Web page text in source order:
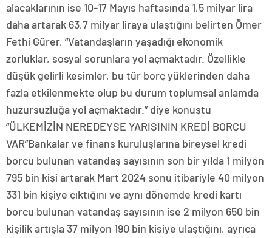
alacaklarının ise 10-17 Mayıs haftasında 1,5 milyar lira
daha artarak 63,7 milyar liraya ulaştığını belirten Ömer
Fethi Gürer, “Vatandaşların yaşadığı ekonomik
zorluklar, sosyal sorunlara yol açmaktadır. Özellikle
düşük gelirli kesimler, bu tür borç yüklerinden daha
fazla etkilenmekte olup bu durum toplumsal anlamda
huzursuzluğa yol açmaktadır.” diye konuştu
“ÜLKEMİZİN NEREDEYSE YARISININ KREDİ BORCU
VAR”Bankalar ve finans kuruluşlarına bireysel kredi
borcu bulunan vatandaş sayısının son bir yılda 1 milyon
795 bin kişi artarak Mart 2024 sonu itibariyle 40 milyon
331 bin kişiye çıktığını ve aynı dönemde kredi kartı
borcu bulunan vatandaş sayısının ise 2 milyon 650 bin
kişilik artışla 37 milyon 190 bin kişiye ulaştığını, ayrıca